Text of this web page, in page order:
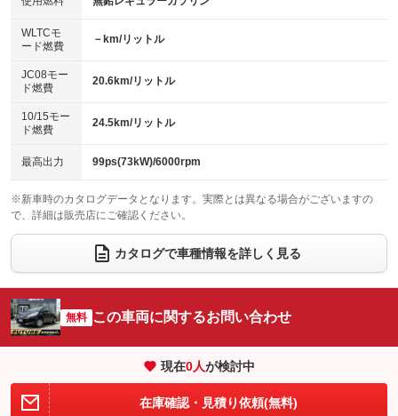
センターデフロック
：装備なし
電動格納ミラー
：装備あり
：装備あり
エアロ
：装備なし
：装備なし
パワーシート
ベンチシート
：装備なし
チップアップシート
：装備なし
：装備なし ：装備なし
ウォークスルー
：装備なし
電動リアゲート フロントカメラ
：装備なし
：装備なし ：装備なし
サイドカメラ
：装備なし ルーフレール
：装備なし
：装備なし
：装備なし
WLTCモ
ード燃費
－km/リットル
JC08モー
ド燃費
20.6km/リットル
10/15モー
ド燃費
24.5km/リットル
最高出力 99ps(73kW)/6000rpm
※新車時のカタログデータとなります。実際とは異なる場合がございますの
で、詳細は販売店にご確認ください。
カタログで車種情報を詳しく見る
無料 この車両に関するお問い合わせ
現在0人が検討中
在庫確認・見積り依頼(無料)